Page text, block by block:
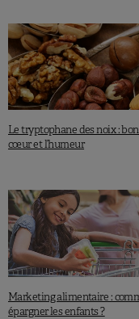
Le tryptophane des noix :
cœur et l’humeur
Marketing alimentaire :
épargner les enfants ?